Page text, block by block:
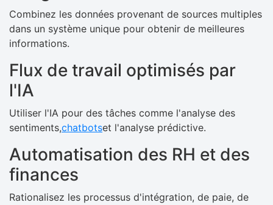
Combinez les données provenant de sources multiples
dans un système unique pour obtenir de meilleures
informations.
Flux de travail optimisés par
l'IA
Utiliser l'IA pour des tâches comme l'analyse des
sentiments,chatbotset l'analyse prédictive.
Automatisation des RH et des
finances
Rationalisez les processus d'intégration, de paie, de